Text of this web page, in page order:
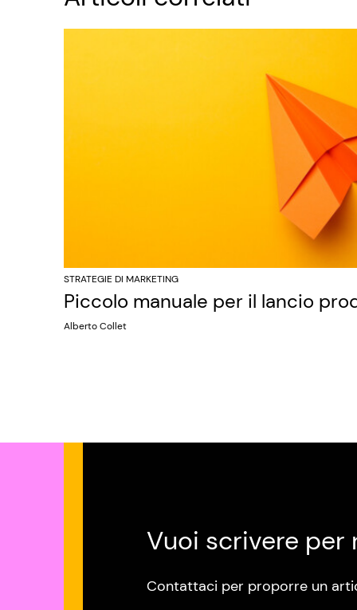
STRATEGIE DI MARKETING
Piccolo manuale per il lancio
Alberto Collet
Vuoi scrivere per
Contattaci per proporre un